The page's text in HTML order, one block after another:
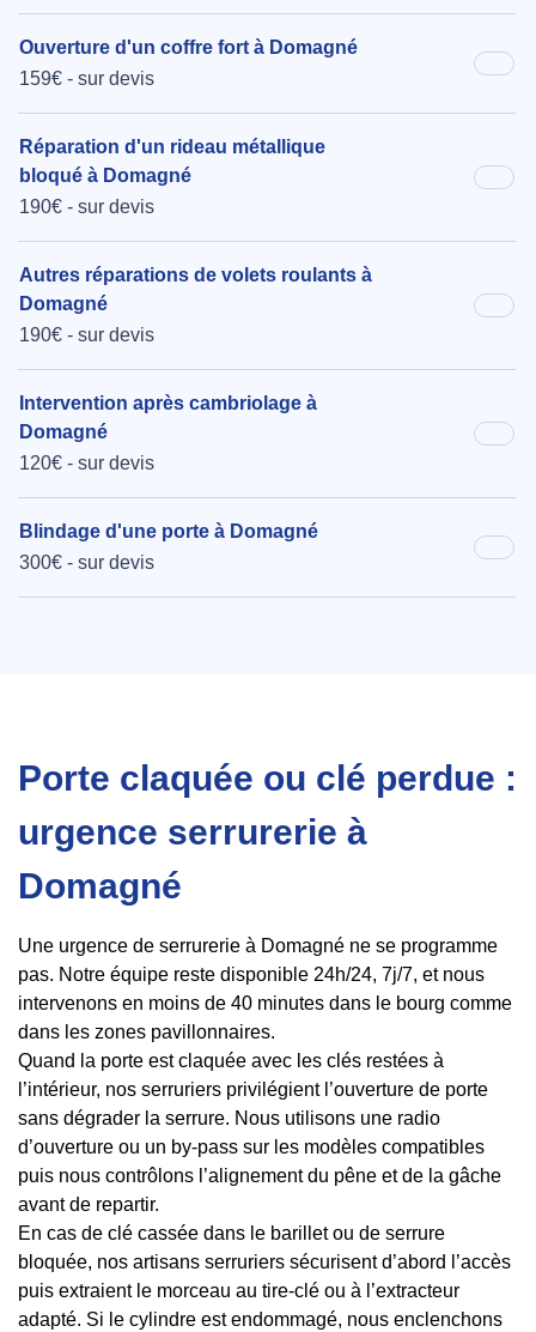
Ouverture d'un coffre fort à Domagné
159€ - sur devis
Réparation d'un rideau métallique
bloqué à Domagné
190€ - sur devis
Autres réparations de volets roulants à
Domagné
190€ - sur devis
Intervention après cambriolage à
Domagné
120€ - sur devis
Blindage d'une porte à Domagné
300€ - sur devis
Porte claquée ou clé perdue :
urgence serrurerie à
Domagné
Une urgence de serrurerie à Domagné ne se programme
pas. Notre équipe reste disponible 24h/24, 7j/7, et nous
intervenons en moins de 40 minutes dans le bourg comme
dans les zones pavillonnaires.
Quand la porte est claquée avec les clés restées à
l’intérieur, nos serruriers privilégient l’ouverture de porte
sans dégrader la serrure. Nous utilisons une radio
d’ouverture ou un by-pass sur les modèles compatibles
puis nous contrôlons l’alignement du pêne et de la gâche
avant de repartir.
En cas de clé cassée dans le barillet ou de serrure
bloquée, nos artisans serruriers sécurisent d’abord l’accès
puis extraient le morceau au tire-clé ou à l’extracteur
adapté. Si le cylindre est endommagé, nous enclenchons